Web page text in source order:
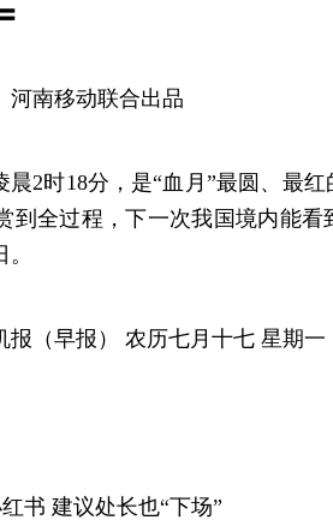
南移动联合出品
晨2时18分，是“血月”最圆、最
到全过程，下一次我国境内能看
报（早报） 农历七月十七 星期一
书 建议处长也“下场”